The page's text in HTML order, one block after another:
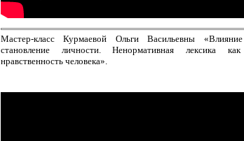
Мастер-класс Курмаевой Ольги Васильевны
становление личности. Ненормативная лексика
нравственность человека».